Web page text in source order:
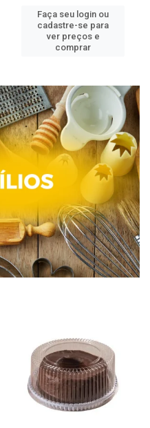
Faça seu login ou
cadastre-se para
ver preços e
comprar